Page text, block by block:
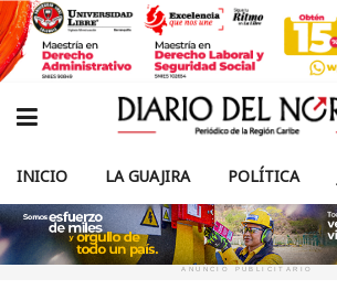
INICIO LA GUAJIRA POLÍTICA
ANUNCIO PUBLICITARIO